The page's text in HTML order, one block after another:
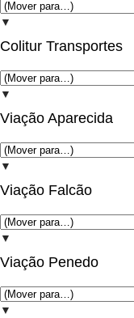
▼
Colitur Transportes
▼
Viação Aparecida
▼
Viação Falcão
▼
Viação Penedo
▼